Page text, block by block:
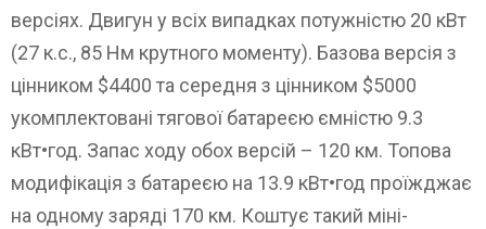
версіях. Двигун у всіх випадках потужністю 20 кВт
(27 к.с., 85 Нм крутного моменту). Базова версія з
цінником $4400 та середня з цінником $5000
укомплектовані тягової батареєю ємністю 9.3
кВт•год. Запас ходу обох версій – 120 км. Топова
модифікація з батареєю на 13.9 кВт•год проїжджає
на одному заряді 170 км. Коштує такий міні-